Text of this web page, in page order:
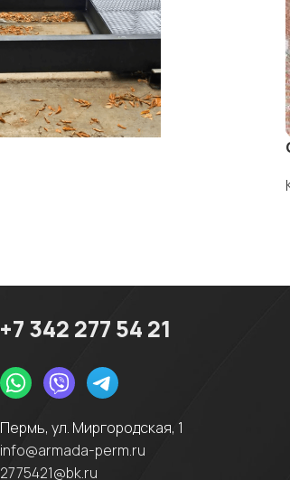
+7 342 277 54 21
Пермь, ул. Миргородская, 1
info@armada-perm.ru
2775421@bk.ru